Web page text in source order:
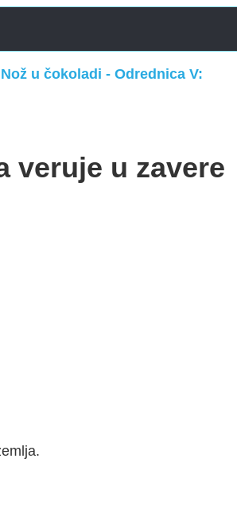
u čokoladi - Odrednica V:
veruje u zavere